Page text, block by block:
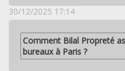
30/12/2025 17:14
Comment Bilal Propreté
bureaux à Paris ?